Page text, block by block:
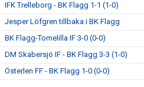
IFK Trelleborg - BK Flagg 1-1 (1-0)
Jesper Löfgren tillbaka i BK Flagg
BK Flagg-Tomelilla IF 3-0 (0-0)
DM Skabersjö IF - BK Flagg 3-3 (1-0)
Österlen FF - BK Flagg 1-0 (0-0)